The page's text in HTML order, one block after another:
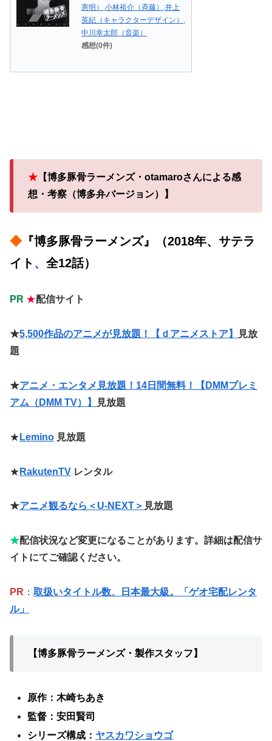
憲明）,小林裕介（斉藤）,井上
英紀（キャラクターデザイン）,
中川幸太郎（音楽）
感想(0件)
★ 【博多豚骨ラーメンズ・otamaroさんによる感
想・考察（博多弁バージョン）】
◆『博多豚骨ラーメンズ』（2018年、 サテラ
イト 、 全12話）
PR ★配信サイト
★5,500作品のアニメが見放題！【ｄアニメストア】
見放
題
★アニメ・エンタメ見放題！14日間無料！【DMMプレミ
アム（DMM TV）】
見放題
★ Lemino 見放題
★ RakutenTV レンタル
★アニメ観るなら＜U-NEXT＞ 見放題
★配信状況など変更になることがあります。詳細は配信サ
イトにてご確認ください。
PR ： 取扱いタイトル数、日本最大級。「ゲオ宅配レンタ
ル」
【博多豚骨ラーメンズ・製作スタッフ】
原作：木崎ちあき
監督：安田賢司
シリーズ構成： ヤスカワショウゴ